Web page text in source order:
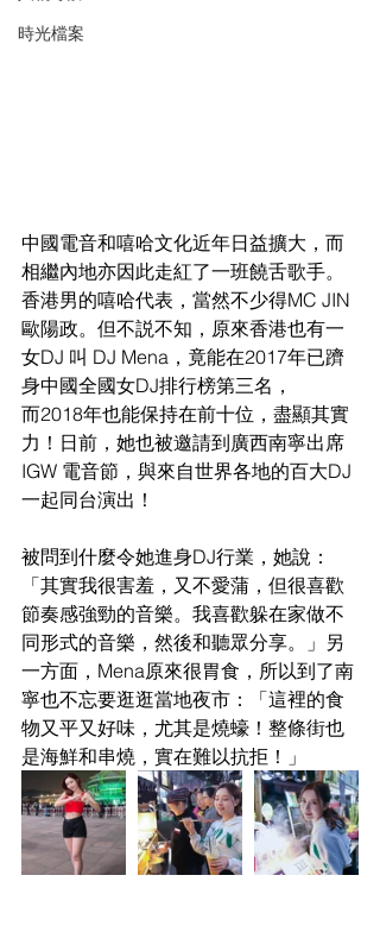
時光檔案
中國電音和嘻哈文化近年日益擴大，而
相繼內地亦因此走紅了一班饒舌歌手。
香港男的嘻哈代表，當然不少得MC JIN
歐陽政。但不説不知，原來香港也有一
女DJ 叫 DJ Mena，竟能在2017年已躋
身中國全國女DJ排行榜第三名，
而2018年也能保持在前十位，盡顯其實
力！日前，她也被邀請到廣西南寧出席
IGW 電音節，與來自世界各地的百大DJ
一起同台演出！
被問到什麼令她進身DJ行業，她說：
「其實我很害羞，又不愛蒲，但很喜歡
節奏感強勁的音樂。我喜歡躲在家做不
同形式的音樂，然後和聽眾分享。」另
一方面，Mena原來很胃食，所以到了南
寧也不忘要逛逛當地夜市：「這裡的食
物又平又好味，尤其是燒蠔！整條街也
是海鮮和串燒，實在難以抗拒！」